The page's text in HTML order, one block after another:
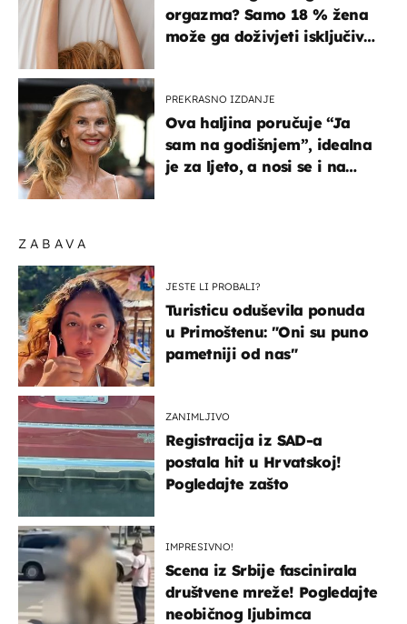
ZABAVA
JESTE LI PROBALI?
Turisticu oduševila ponuda
u Primoštenu: "Oni su puno
pametniji od nas"
ZANIMLJIVO
Registracija iz SAD-a
postala hit u Hrvatskoj!
Pogledajte zašto
IMPRESIVNO!
Scena iz Srbije fascinirala
društvene mreže! Pogledajte
neobičnog ljubimca
orgazma? Samo 18 % žena
može ga doživjeti isključivo
PREKRASNO IZDANJE
Ova haljina poručuje “Ja
sam na godišnjem”, idealna
je za ljeto, a nosi se i na